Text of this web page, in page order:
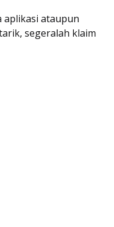
aplikasi ataupun
segeralah klaim